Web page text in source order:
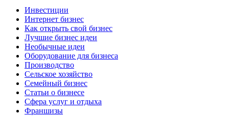
Инвестиции
Интернет бизнес
Как открыть свой бизнес
Лучшие бизнес идеи
Необычные идеи
Оборудование для бизнеса
Производство
Сельское хозяйство
Семейный бизнес
Статьи о бизнесе
Сфера услуг и отдыха
Франшизы